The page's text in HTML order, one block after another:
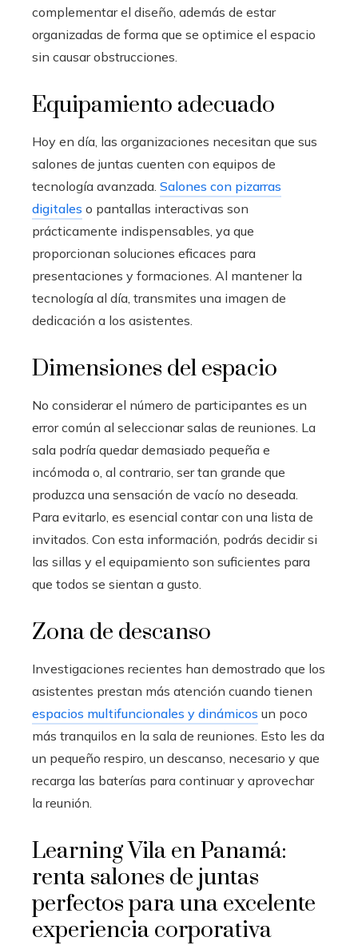
complementar el diseño, además de estar
organizadas de forma que se optimice el espacio
sin causar obstrucciones.
Equipamiento adecuado
Hoy en día, las organizaciones necesitan que sus
salones de juntas cuenten con equipos de
tecnología avanzada. Salones con pizarras
digitales o pantallas interactivas son
prácticamente indispensables, ya que
proporcionan soluciones eficaces para
presentaciones y formaciones. Al mantener la
tecnología al día, transmites una imagen de
dedicación a los asistentes.
Dimensiones del espacio
No considerar el número de participantes es un
error común al seleccionar salas de reuniones. La
sala podría quedar demasiado pequeña e
incómoda o, al contrario, ser tan grande que
produzca una sensación de vacío no deseada.
Para evitarlo, es esencial contar con una lista de
invitados. Con esta información, podrás decidir si
las sillas y el equipamiento son suficientes para
que todos se sientan a gusto.
Zona de descanso
Investigaciones recientes han demostrado que los
asistentes prestan más atención cuando tienen
espacios multifuncionales y dinámicos un poco
más tranquilos en la sala de reuniones. Esto les da
un pequeño respiro, un descanso, necesario y que
recarga las baterías para continuar y aprovechar
la reunión.
Learning Vila en Panamá:
renta salones de juntas
perfectos para una excelente
experiencia corporativa